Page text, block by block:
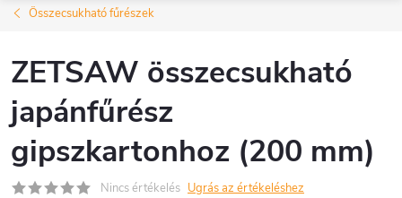
Összecsukható fűrészek
ZETSAW összecsukható
japánfűrész
gipszkartonhoz (200 mm)
Nincs értékelés Ugrás az értékeléshez